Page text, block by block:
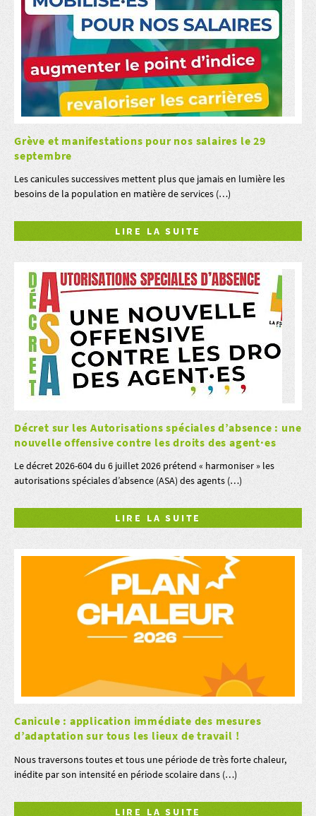
Grève et manifestations pour nos salaires le 29
septembre
Les canicules successives mettent plus que jamais en lumière les
besoins de la population en matière de services (…)
LIRE LA SUITE
Décret sur les Autorisations spéciales d’absence : une
nouvelle offensive contre les droits des agent·es
Le décret 2026-604 du 6 juillet 2026 prétend « harmoniser » les
autorisations spéciales d’absence (ASA) des agents (…)
LIRE LA SUITE
Canicule : application immédiate des mesures
d’adaptation sur tous les lieux de travail !
Nous traversons toutes et tous une période de très forte chaleur,
inédite par son intensité en période scolaire dans (…)
LIRE LA SUITE